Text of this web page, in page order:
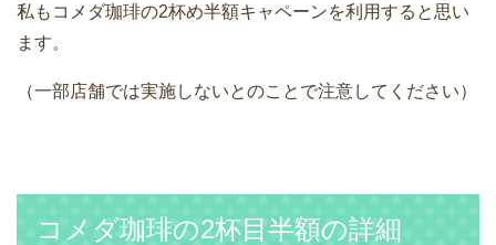
私もコメダ珈琲の2杯め半額キャペーンを利用すると思い
ます。
（一部店舗では実施しないとのことで注意してください）
コメダ珈琲の2杯目半額の詳細